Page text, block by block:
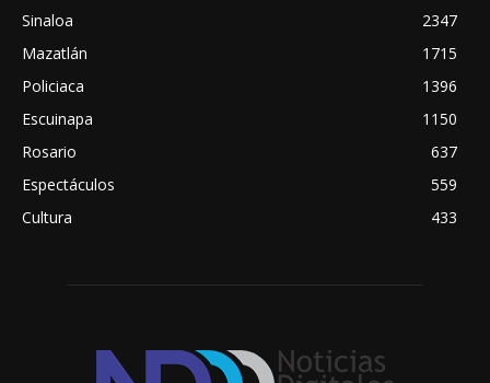
Sinaloa
2347
Mazatlán
1715
Policiaca
1396
Escuinapa
1150
Rosario
637
Espectáculos
559
Cultura
433